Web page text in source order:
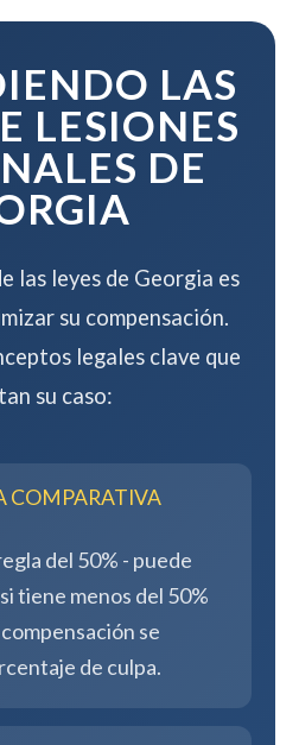
su
LAS
LESIONES
DE
las leyes de Georgia es
su compensación.
legales clave que
su caso:
COMPARATIVA
del 50% - puede
tiene menos del 50%
se
de culpa.